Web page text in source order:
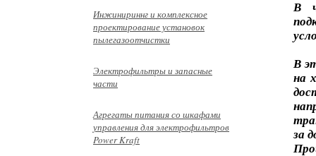
Инжинириннг и комплексное
проектирование установок
пылегазоотчистки
Электрофильтры и запасные
части
Агрегаты питания со шкафами
управления для электрофильтров
Power Kraft
В
В
на
за